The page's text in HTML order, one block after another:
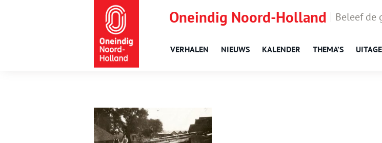
Oneindig Noord-Holland Beleef de
VERHALEN NIEUWS KALENDER THEMA’S